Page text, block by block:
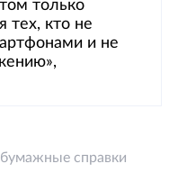
только
тех, кто не
и не
бумажные справки